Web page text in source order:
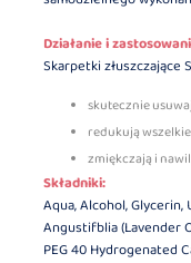
Działanie i
Skarpetki złuszczające
skutecznie
redukują
zmiękczają i
Składniki:
Aqua, Alcohol, Glycerin,
Angustifblia (Lavender
PEG 40 Hydrogenated